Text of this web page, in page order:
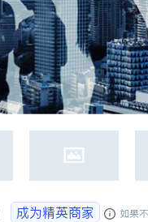
成为精英商家 如果